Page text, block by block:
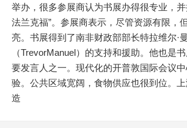
举办，很多参展商认为书展办得很专业，
法兰克福”。参展商表示，尽管资源有限，
亮。书展得到了南非财政部部长特拉维尔·
（TrevorManuel）的支持和援助。他也是
要发言人之一。现代化的开普敦国际会议
验。公共区域宽阔，食物供应也很到位。
造